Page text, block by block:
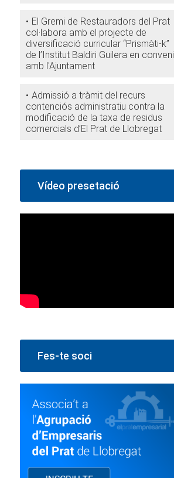
El Gremi de Restauradors del Prat
col·labora amb el projecte de
diversificació curricular “Prismàti-k”
de l’Institut Baldiri Guilera en conveni
amb l'Ajuntament
Admissió a tràmit del recurs
contenciós administratiu contra la
modificació de la taxa de residus
comercials d’El Prat de Llobregat
Vídeo presetació
Fes-te soci